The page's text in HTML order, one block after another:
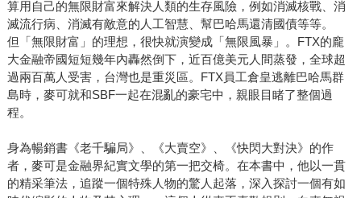
都在榜上。從主流媒體《紐約時報》、《華盛頓郵報》、
《洛杉磯時報》、《金融時報》，到專業科技媒體《The
Verge》、《連線》，我算了一下，這本書至少獲得13項殊
榮。如果你想找一本好看的財經書，Zeke不會讓你失望。
算用自己的無限財富來解決人類的生存風險，例如消滅核戰、消
滅流行病、消滅有敵意的人工智慧、幫巴哈馬還清國債等等。
但「無限財富」的理想，很快就演變成「無限風暴」。FTX的龐
大金融帝國短短幾年內轟然倒下，近百億美元人間蒸發，全球超
過兩百萬人受害，台灣也是重災區。FTX員工倉皇逃離巴哈馬群
島時，麥可就和SBF一起在混亂的豪宅中，親眼目睹了整個過
程。
身為暢銷書《老千騙局》、《大賣空》、《快閃大對決》的作
者，麥可是金融界紀實文學的第一把交椅。在本書中，他以一貫
的精采筆法，追蹤一個特殊人物的驚人起落，深入探討一個有如